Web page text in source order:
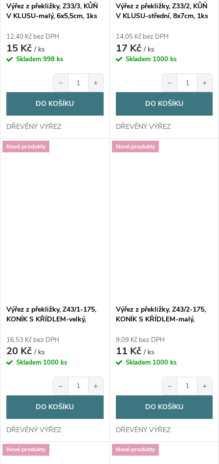
Výřez z překližky, Z33/3, KŮŇ
V KLUSU-malý, 6x5,5cm, 1ks
12,40 Kč bez DPH
15 Kč/ ks
Skladem 998 ks
− +
DO KOŠÍKU
DŘEVĚNÝ VÝŘEZ
Výřez z překližky, Z33/2, KŮŇ
V KLUSU-střední, 8x7cm, 1ks
14,05 Kč bez DPH
17 Kč/ ks
Skladem 1000 ks
− +
DO KOŠÍKU
DŘEVĚNÝ VÝŘEZ
Nové produkty
Výřez z překližky, Z43/1-175,
KONÍK S KŘÍDLEM-velký,
16,53 Kč bez DPH
20 Kč/ ks
Skladem 1000 ks
− +
DO KOŠÍKU
DŘEVĚNÝ VÝŘEZ
Nové produkty
Výřez z překližky, Z43/2-175,
KONÍK S KŘÍDLEM-malý,
9,09 Kč bez DPH
11 Kč/ ks
Skladem 1000 ks
− +
DO KOŠÍKU
DŘEVĚNÝ VÝŘEZ
Nové produkty Nové produkty